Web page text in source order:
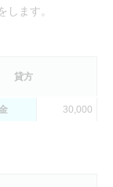
ます。
貸方
30,000